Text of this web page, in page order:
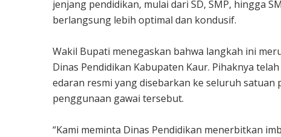
jenjang pendidikan, mulai dari SD, SMP, hingga
berlangsung lebih optimal dan kondusif.
Wakil Bupati menegaskan bahwa langkah ini
Dinas Pendidikan Kabupaten Kaur. Pihaknya
edaran resmi yang disebarkan ke seluruh
penggunaan gawai tersebut.
“Kami meminta Dinas Pendidikan menerbitkan